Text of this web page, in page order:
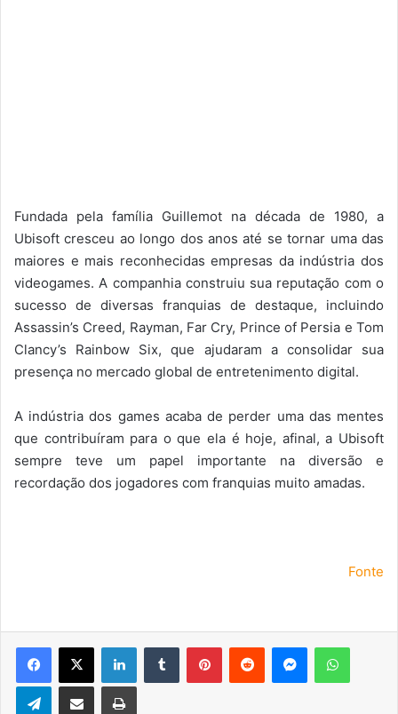
Fundada pela família Guillemot na década de 1980, a
Ubisoft cresceu ao longo dos anos até se tornar uma das
maiores e mais reconhecidas empresas da indústria dos
videogames. A companhia construiu sua reputação com o
sucesso de diversas franquias de destaque, incluindo
Assassin’s Creed, Rayman, Far Cry, Prince of Persia e Tom
Clancy’s Rainbow Six, que ajudaram a consolidar sua
presença no mercado global de entretenimento digital.
A indústria dos games acaba de perder uma das mentes
que contribuíram para o que ela é hoje, afinal, a Ubisoft
sempre teve um papel importante na diversão e
recordação dos jogadores com franquias muito amadas.
Fonte
Facebook
X LinkedinTumblr PinterestReddit Messenger
TelegramCompartilhar via e-mail Imprimir